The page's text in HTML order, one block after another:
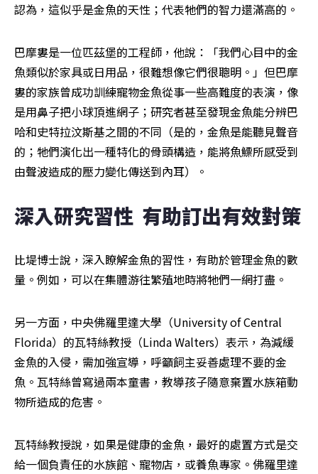
認為，這似乎是金魚的天性；代表牠們的智力還滿高的。
巴摩婁是一位匹茲堡的工程師，他說：「我們心目中的金
魚類似於家具或日用品，很難想像它們很聰明。」但巴摩
婁的家族曾成功訓練寵物金魚從事一些高難度的表演，像
是用鼻子把小球頂進網子；研究者甚至發現金魚能分辨巴
哈和史特拉汶斯基之間的不同（是的，金魚是能聽見聲音
的；牠們演化出一種特化的骨頭構造，能將魚鰾所感受到
由聲波造成的壓力變化傳送到內耳）。
深入研究習性  有助訂出有效對策
比堤博士說，深入瞭解金魚的習性，有助於管理金魚的數
量。例如，可以在集體游往繁殖地時將牠們一網打盡。
另一方面，中央佛羅里達大學（University of Central
Florida）的瓦特絲教授（Linda Walters）表示，為減緩
金魚的入侵，需加強宣導，呼籲飼主妥善處理不要的金
魚。瓦特絲曾寫過兩本童書，教導孩子隨意棄置水族箱動
物所造成的危害。
瓦特絲教授說，如果是健康的金魚，最好的處置方式是交
給一個負責任的水族館、寵物店，或養魚專家。佛羅里達